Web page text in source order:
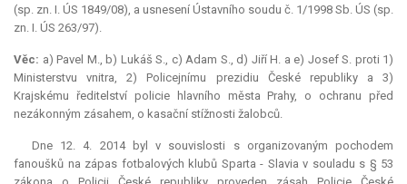
(sp. zn. I. ÚS 1849/08), a usnesení Ústavního soudu č. 1/1998 Sb. ÚS (sp.
zn. I. ÚS 263/97).
Věc: a) Pavel M., b) Lukáš S., c) Adam S., d) Jiří H. a e) Josef S. proti 1)
Ministerstvu vnitra, 2) Policejnímu prezidiu České republiky a 3)
Krajskému ředitelství policie hlavního města Prahy, o ochranu před
nezákonným zásahem, o kasační stížnosti žalobců.
Dne 12. 4. 2014 byl v souvislosti s organizovaným pochodem
fanoušků na zápas fotbalových klubů Sparta - Slavia v souladu s § 53